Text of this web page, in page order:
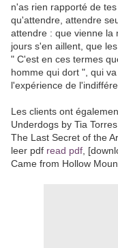
n'as rien rapporté de
qu'attendre, attendre
attendre : que vienne la
jours s'en aillent, que
" C'est en ces termes
homme qui dort ", qui
l'expérience de
Les clients ont
Underdogs by Tia
The Last Secret of the
leer pdf read pdf ,
Came from Hollow